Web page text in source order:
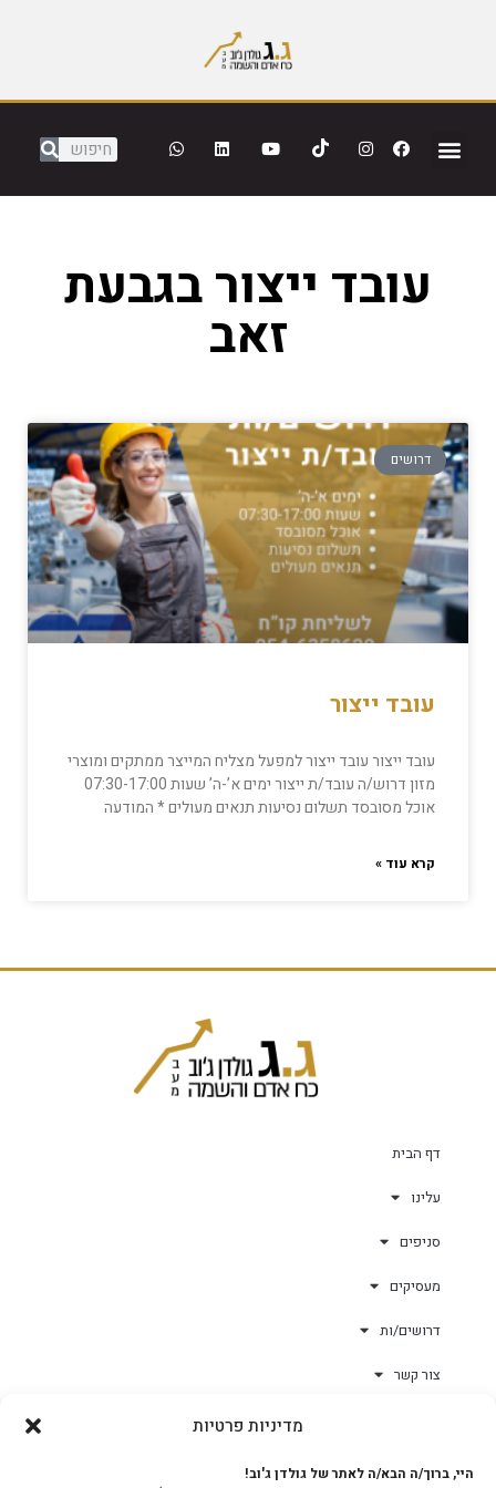
מדיניות פרטיות
היי, ברוך/ה הבא/ה לאתר של גולדן ג'וב!
עובד ייצור בגבעת
זאב
דרושים
עובד ייצור
עובד ייצור עובד ייצור למפעל מצליח המייצר ממתקים ומוצרי
מזון דרוש/ה עובד/ת ייצור ימים א’-ה’ שעות 07:30-17:00
אוכל מסובסד תשלום נסיעות תנאים מעולים * המודעה
קרא עוד »
דף הבית
עלינו
סניפים
מעסיקים
דרושים/ות
צור קשר